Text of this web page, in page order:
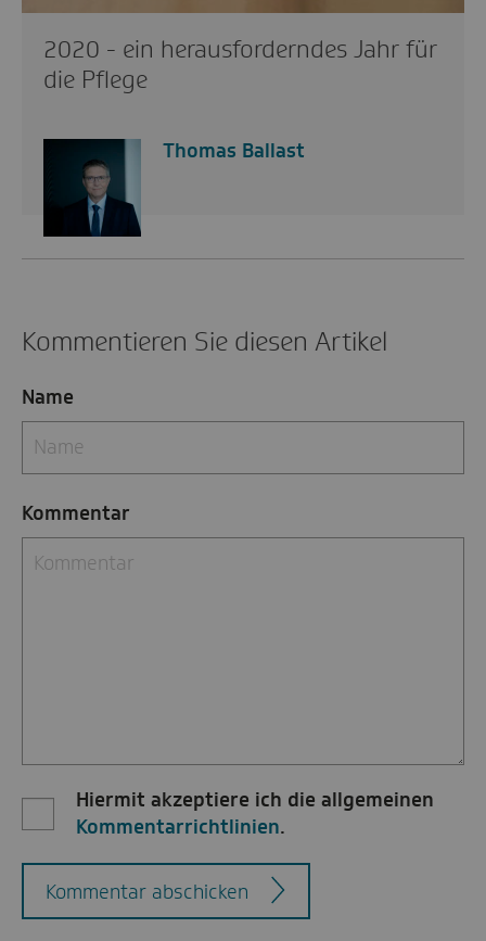
2020 - ein herausforderndes Jahr für
die Pflege
Thomas Ballast
Kommentieren Sie diesen Artikel
Name
Kommentar
Hiermit akzeptiere ich die allgemeinen
Kommentarrichtlinien.
Kommentar abschicken